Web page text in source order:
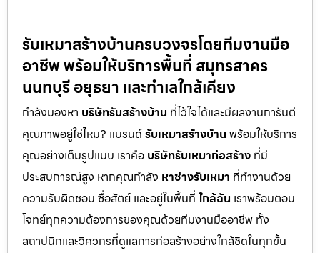
รับเหมาสร้างบ้านครบวงจรโดยทีมงานมือ
อาชีพ พร้อมให้บริการพื้นที่ สมุทรสาคร
นนทบุรี อยุธยา และทำเลใกล้เคียง
กำลังมองหา บริษัทรับสร้างบ้าน ที่ไว้ใจได้และมีผลงานการันตี
คุณภาพอยู่ใช่ไหม? แบรนด์รับเหมาสร้างบ้าน พร้อมให้บริการ
คุณอย่างเต็มรูปแบบ เราคือ บริษัทรับเหมาก่อสร้าง ที่มี
ประสบการณ์สูง หากคุณกำลัง หาช่างรับเหมา ที่ทำงานด้วย
ความรับผิดชอบ ซื่อสัตย์ และอยู่ในพื้นที่ ใกล้ฉัน เราพร้อมตอบ
โจทย์ทุกความต้องการของคุณด้วยทีมงานมืออาชีพ ทั้ง
สถาปนิกและวิศวกรที่ดูแลการก่อสร้างอย่างใกล้ชิดในทุกขั้น